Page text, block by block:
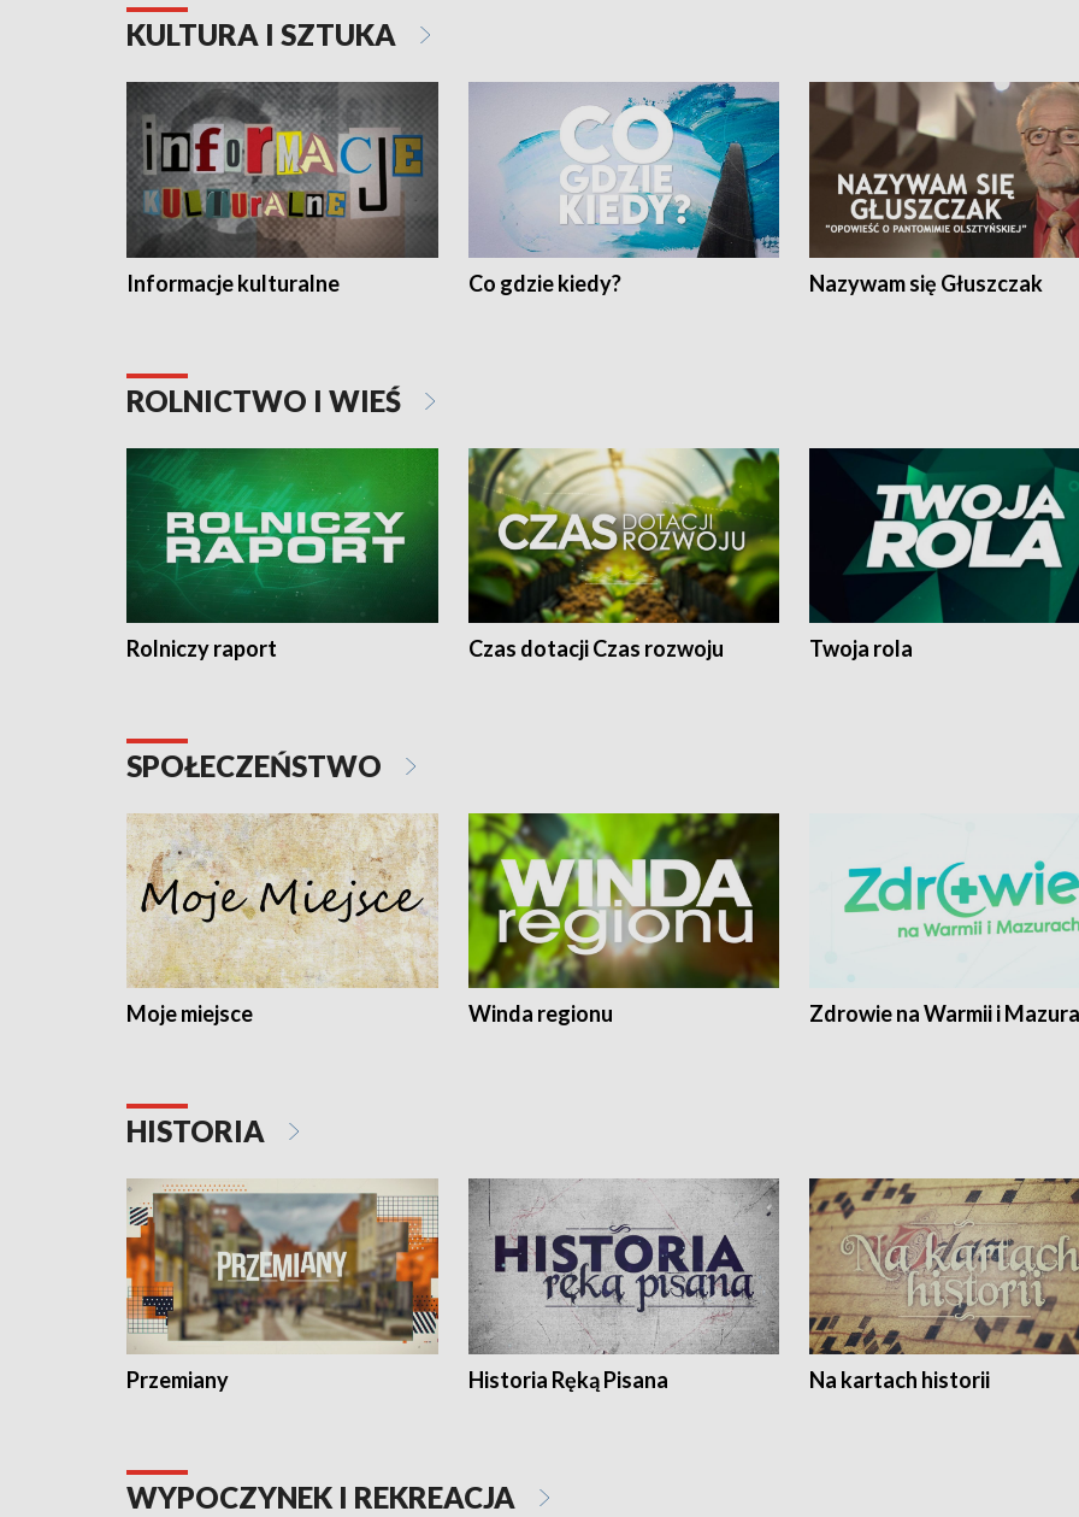
KULTURA I SZTUKA
Informacje kulturalne Co gdzie kiedy? Nazywam się Głuszczak
ROLNICTWO I WIEŚ
Rolniczy raport Czas dotacji Czas rozwoju Twoja rola
SPOŁECZEŃSTWO
Moje miejsce Winda regionu Zdrowie na Warmii i
HISTORIA
Przemiany Historia Ręką Pisana Na kartach historii
WYPOCZYNEK I REKREACJA